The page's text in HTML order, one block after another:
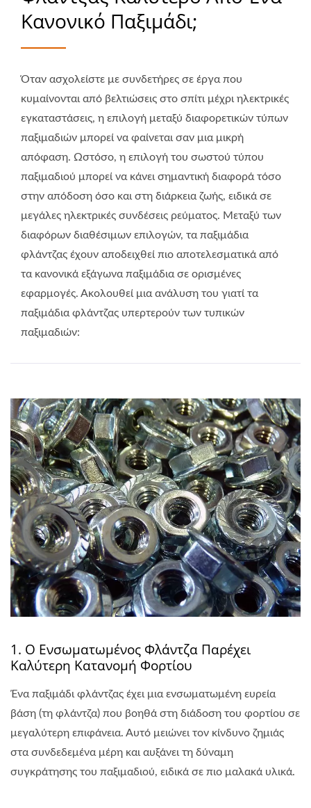
Κανονικό Παξιμάδι;
Όταν ασχολείστε με συνδετήρες σε έργα που
κυμαίνονται από βελτιώσεις στο σπίτι μέχρι ηλεκτρικές
εγκαταστάσεις, η επιλογή μεταξύ διαφορετικών τύπων
παξιμαδιών μπορεί να φαίνεται σαν μια μικρή
απόφαση. Ωστόσο, η επιλογή του σωστού τύπου
παξιμαδιού μπορεί να κάνει σημαντική διαφορά τόσο
στην απόδοση όσο και στη διάρκεια ζωής, ειδικά σε
μεγάλες ηλεκτρικές συνδέσεις ρεύματος. Μεταξύ των
διαφόρων διαθέσιμων επιλογών, τα παξιμάδια
φλάντζας έχουν αποδειχθεί πιο αποτελεσματικά από
τα κανονικά εξάγωνα παξιμάδια σε ορισμένες
εφαρμογές. Ακολουθεί μια ανάλυση του γιατί τα
παξιμάδια φλάντζας υπερτερούν των τυπικών
παξιμαδιών:
1. Ο Ενσωματωμένος Φλάντζα Παρέχει
Καλύτερη Κατανομή Φορτίου
Ένα παξιμάδι φλάντζας έχει μια ενσωματωμένη ευρεία
βάση (τη φλάντζα) που βοηθά στη διάδοση του φορτίου σε
μεγαλύτερη επιφάνεια. Αυτό μειώνει τον κίνδυνο ζημιάς
στα συνδεδεμένα μέρη και αυξάνει τη δύναμη
συγκράτησης του παξιμαδιού, ειδικά σε πιο μαλακά υλικά.